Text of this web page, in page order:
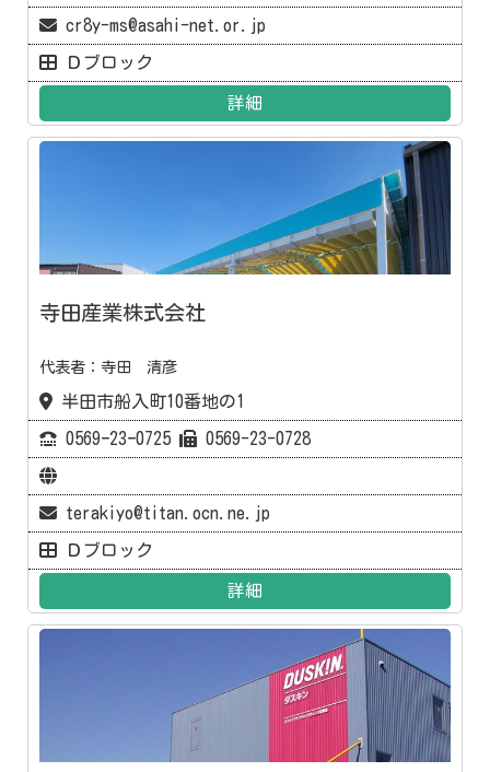
cr8y-ms@asahi-net.or.jp
Ｄブロック
詳細
寺田産業株式会社
代表者：寺田 清彦
半田市船入町10番地の1
0569ｰ23ｰ0725 0569-23-0728
terakiyo@titan.ocn.ne.jp
Ｄブロック
詳細